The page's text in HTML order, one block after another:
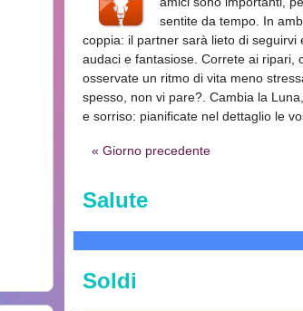
sentite da tempo. In
coppia: il partner sarà lieto di
audaci e fantasiose. Correte ai ripari,
osservate un ritmo di vita meno
spesso, non vi pare?. Cambia la
e sorriso: pianificate nel dettaglio le
« Giorno precedente
Salute
Soldi